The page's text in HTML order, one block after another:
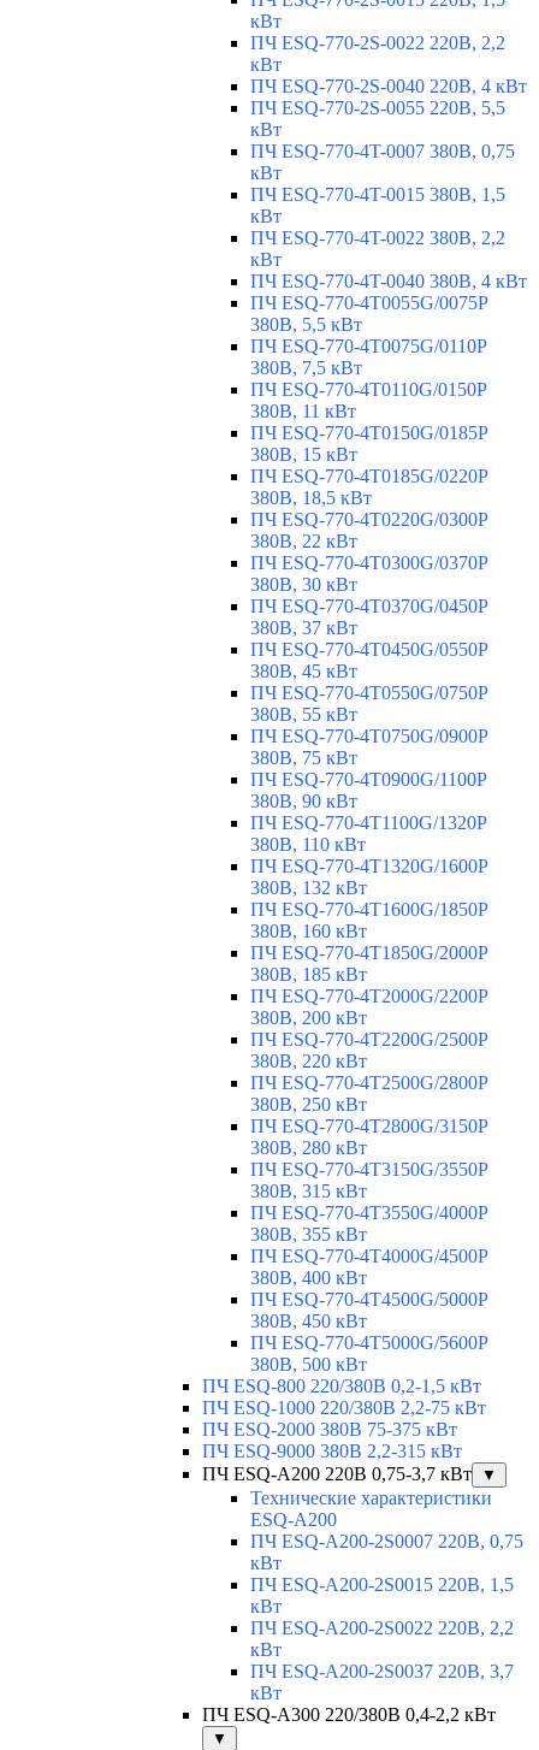
кВт
ПЧ ESQ-770-2S-0022 220В, 2,2
кВт
ПЧ ESQ-770-2S-0040 220В, 4 кВт
ПЧ ESQ-770-2S-0055 220В, 5,5
кВт
ПЧ ESQ-770-4T-0007 380В, 0,75
кВт
ПЧ ESQ-770-4T-0015 380В, 1,5
кВт
ПЧ ESQ-770-4T-0022 380В, 2,2
кВт
ПЧ ESQ-770-4T-0040 380В, 4 кВт
ПЧ ESQ-770-4T0055G/0075P
380В, 5,5 кВт
ПЧ ESQ-770-4T0075G/0110P
380В, 7,5 кВт
ПЧ ESQ-770-4T0110G/0150P
380В, 11 кВт
ПЧ ESQ-770-4T0150G/0185P
380В, 15 кВт
ПЧ ESQ-770-4T0185G/0220P
380В, 18,5 кВт
ПЧ ESQ-770-4T0220G/0300P
380В, 22 кВт
ПЧ ESQ-770-4T0300G/0370P
380В, 30 кВт
ПЧ ESQ-770-4T0370G/0450P
380В, 37 кВт
ПЧ ESQ-770-4T0450G/0550P
380В, 45 кВт
ПЧ ESQ-770-4T0550G/0750P
380В, 55 кВт
ПЧ ESQ-770-4T0750G/0900P
380В, 75 кВт
ПЧ ESQ-770-4T0900G/1100P
380В, 90 кВт
ПЧ ESQ-770-4T1100G/1320P
380В, 110 кВт
ПЧ ESQ-770-4T1320G/1600P
380В, 132 кВт
ПЧ ESQ-770-4T1600G/1850P
380В, 160 кВт
ПЧ ESQ-770-4T1850G/2000P
380В, 185 кВт
ПЧ ESQ-770-4T2000G/2200P
380В, 200 кВт
ПЧ ESQ-770-4T2200G/2500P
380В, 220 кВт
ПЧ ESQ-770-4T2500G/2800P
380В, 250 кВт
ПЧ ESQ-770-4T2800G/3150P
380В, 280 кВт
ПЧ ESQ-770-4T3150G/3550P
380В, 315 кВт
ПЧ ESQ-770-4T3550G/4000P
380В, 355 кВт
ПЧ ESQ-770-4T4000G/4500P
380В, 400 кВт
ПЧ ESQ-770-4T4500G/5000P
380В, 450 кВт
ПЧ ESQ-770-4T5000G/5600P
380В, 500 кВт
ПЧ ESQ-800 220/380В 0,2-1,5 кВт
ПЧ ESQ-1000 220/380В 2,2-75 кВт
ПЧ ESQ-2000 380В 75-375 кВт
ПЧ ESQ-9000 380В 2,2-315 кВт
ПЧ ESQ-A200 220В 0,75-3,7 кВт
▼
Технические характеристики
ESQ-A200
ПЧ ESQ-A200-2S0007 220В, 0,75
кВт
ПЧ ESQ-A200-2S0015 220В, 1,5
кВт
ПЧ ESQ-A200-2S0022 220В, 2,2
кВт
ПЧ ESQ-A200-2S0037 220В, 3,7
кВт
ПЧ ESQ-A300 220/380В 0,4-2,2 кВт
▼